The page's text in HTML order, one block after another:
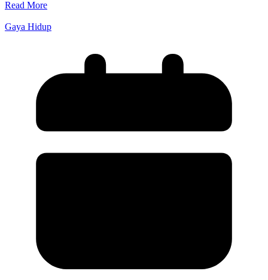
Read More
Gaya Hidup